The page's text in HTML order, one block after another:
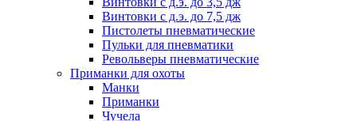
Винтовки с д.э. до 7,5 дж
Пистолеты пневматические
Пульки для пневматики
Револьверы пневматические
Приманки для охоты
Манки
Приманки
Чучела